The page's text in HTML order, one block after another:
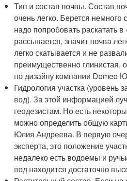
Тип и состав почвы. Состав
очень легко. Берется
надо попробовать раскатать
рассыпается, значит почва
легко скатывается и не
преимущественно глинистая,
по дизайну компании Domeo
Гидрология участка (уровень
вод). За этой информацией
геодезистам. Но есть
можно определить общую
Юлия Андреева. В первую
эксперта, это положение
недалеко есть водоемы и
вод находится достаточно